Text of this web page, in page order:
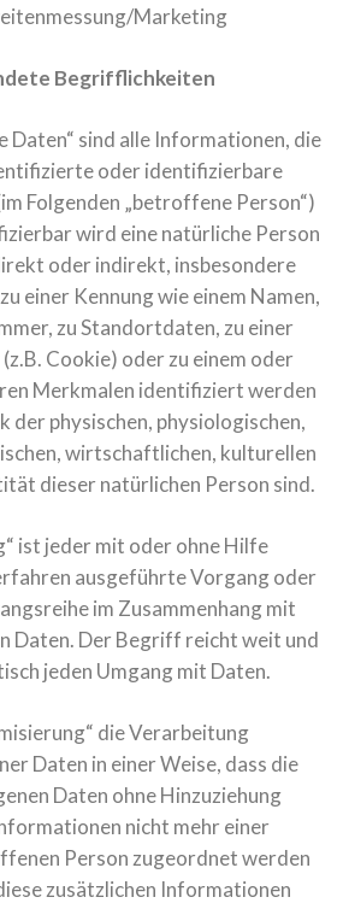
Marketing
Begrifflichkeiten
Daten“ sind alle Informationen, die
oder identifizierbare
Folgenden „betroffene Person“)
wird eine natürliche Person
oder indirekt, insbesondere
einer Kennung wie einem Namen,
zu Standortdaten, zu einer
Cookie) oder zu einem oder
Merkmalen identifiziert werden
der physischen, physiologischen,
wirtschaftlichen, kulturellen
dieser natürlichen Person sind.
ist jeder mit oder ohne Hilfe
ausgeführte Vorgang oder
im Zusammenhang mit
Daten. Der Begriff reicht weit und
jeden Umgang mit Daten.
die Verarbeitung
Daten in einer Weise, dass die
Daten ohne Hinzuziehung
nicht mehr einer
Person zugeordnet werden
zusätzlichen Informationen